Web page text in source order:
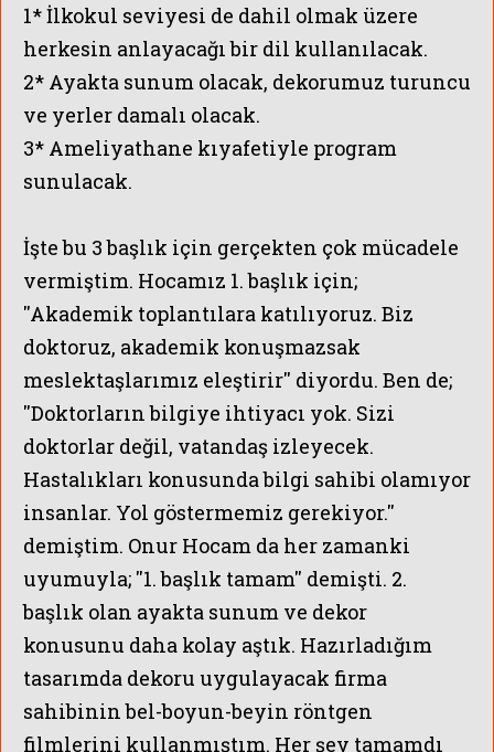
1* İlkokul seviyesi de dahil olmak üzere
herkesin anlayacağı bir dil kullanılacak.
2* Ayakta sunum olacak, dekorumuz turuncu
ve yerler damalı olacak.
3* Ameliyathane kıyafetiyle program
sunulacak.
İşte bu 3 başlık için gerçekten çok mücadele
vermiştim. Hocamız 1. başlık için;
''Akademik toplantılara katılıyoruz. Biz
doktoruz, akademik konuşmazsak
meslektaşlarımız eleştirir'' diyordu. Ben de;
''Doktorların bilgiye ihtiyacı yok. Sizi
doktorlar değil, vatandaş izleyecek.
Hastalıkları konusunda bilgi sahibi olamıyor
insanlar. Yol göstermemiz gerekiyor.''
demiştim. Onur Hocam da her zamanki
uyumuyla; ''1. başlık tamam'' demişti. 2.
başlık olan ayakta sunum ve dekor
konusunu daha kolay aştık. Hazırladığım
tasarımda dekoru uygulayacak firma
sahibinin bel-boyun-beyin röntgen
filmlerini kullanmıştım. Her şey tamamdı